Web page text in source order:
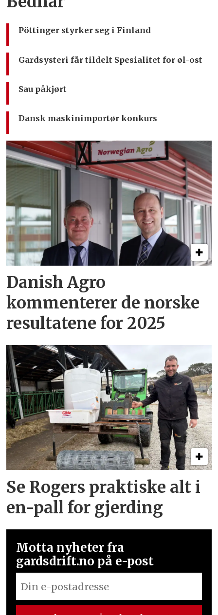
Pöttinger styrker seg i Finland
Gardsysteri får tildelt Spesialitet for øl-ost
Sau påkjørt
Dansk maskinimportør konkurs
Danish Agro
kommenterer de norske
resultatene for 2025
Se Rogers praktiske alt i
en-pall for gjerding
Motta nyheter fra
gardsdrift.no på e-post